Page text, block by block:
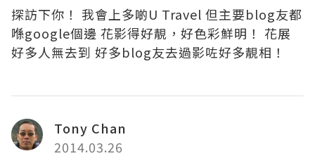
探訪下你！ 我會上多啲U Travel 但主要blog友都
喺google個邊 花影得好靚，好色彩鮮明！ 花展
好多人無去到 好多blog友去過影咗好多靚相！
Tony Chan
2014.03.26